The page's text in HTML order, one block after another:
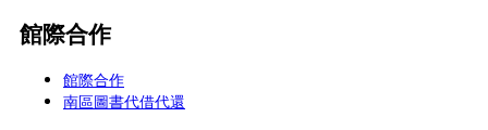
館際合作
館際合作
南區圖書代借代還